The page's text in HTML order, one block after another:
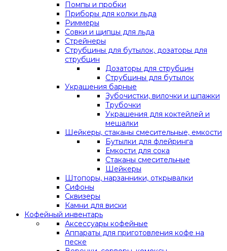
Помпы и пробки
Приборы для колки льда
Риммеры
Совки и щипцы для льда
Стрейнеры
Струбцины для бутылок, дозаторы для
струбцин
Дозаторы для струбцин
Струбцины для бутылок
Украшения барные
Зубочистки, вилочки и шпажки
Трубочки
Украшения для коктейлей и
мешалки
Шейкеры, стаканы смесительные, емкости
Бутылки для флейринга
Емкости для сока
Стаканы смесительные
Шейкеры
Штопоры, нарзанники, открывалки
Сифоны
Сквизеры
Камни для виски
Кофейный инвентарь
Аксессуары кофейные
Аппараты для приготовления кофе на
песке